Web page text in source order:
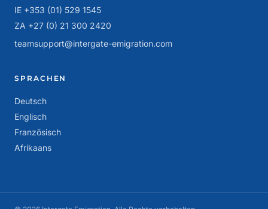
IE +353 (01) 529 1545
ZA +27 (0) 21 300 2420
teamsupport@intergate-emigration.com
SPRACHEN
Deutsch
Englisch
Französisch
Afrikaans